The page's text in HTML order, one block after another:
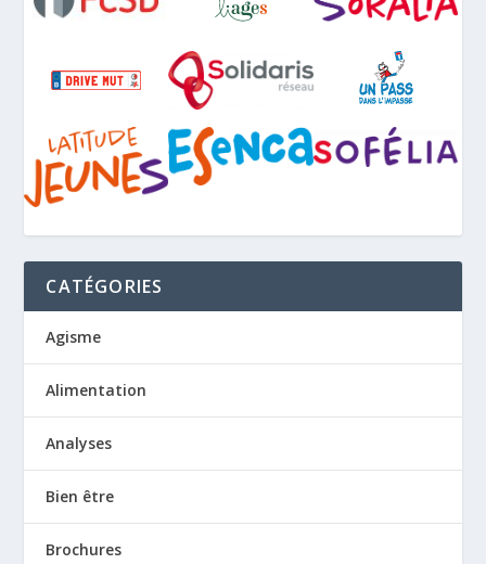
CATÉGORIES
Agisme
Alimentation
Analyses
Bien être
Brochures